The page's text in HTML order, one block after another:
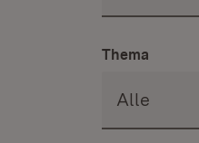
Thema